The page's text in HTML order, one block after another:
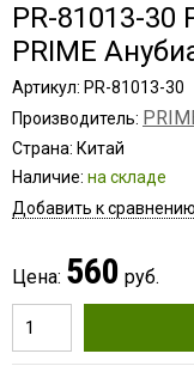
PR-81013-30
PRIME
Артикул: PR-81013-30
Производитель:
Страна: Китай
Наличие: на складе
Добавить к сравнению
Цена: 560 руб.